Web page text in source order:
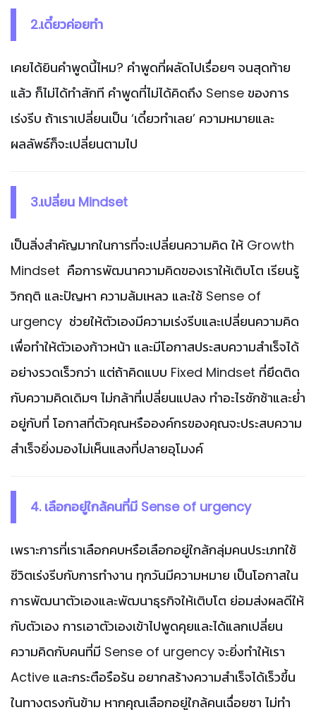
2.เดี๋ยวค่อยทำ
เคยได้ยินคำพูดนี้ไหม? คำพูดที่ผลัดไปเรื่อยๆ จนสุดท้าย
แล้ว ก็ไม่ได้ทำสักที คำพูดที่ไม่ได้คิดถึง Sense ของการ
เร่งรีบ ถ้าเราเปลี่ยนเป็น ‘เดี๋ยวทำเลย’ ความหมายและ
ผลลัพธ์ก็จะเปลี่ยนตามไป
3.เปลี่ยน Mindset
เป็นสิ่งสำคัญมากในการที่จะเปลี่ยนความคิด ให้ Growth
Mindset คือการพัฒนาความคิดของเราให้เติบโต เรียนรู้
วิกฤติ และปัญหา ความล้มเหลว และใช้ Sense of
urgency ช่วยให้ตัวเองมีความเร่งรีบและเปลี่ยนความคิด
เพื่อทำให้ตัวเองก้าวหน้า และมีโอกาสประสบความสำเร็จได้
อย่างรวดเร็วกว่า แต่ถ้าคิดแบบ Fixed Mindset ที่ยึดติด
กับความคิดเดิมๆ ไม่กล้าที่เปลี่ยนแปลง ทำอะไรชักช้าและย่ำ
อยู่กับที่ โอกาสที่ตัวคุณหรือองค์กรของคุณจะประสบความ
สำเร็จยิ่งมองไม่เห็นแสงที่ปลายอุโมงค์
4. เลือกอยู่ใกล้คนที่มี Sense of urgency
เพราะการที่เราเลือกคบหรือเลือกอยู่ใกล้กลุ่มคนประเภทใช้
ชีวิตเร่งรีบกับการทำงาน ทุกวันมีความหมาย เป็นโอกาสใน
การพัฒนาตัวเองและพัฒนาธุรกิจให้เติบโต ย่อมส่งผลดีให้
กับตัวเอง การเอาตัวเองเข้าไปพูดคุยและได้แลกเปลี่ยน
ความคิดกับคนที่มี Sense of urgency จะยิ่งทำให้เรา
Active และกระตือรือร้น อยากสร้างความสำเร็จได้เร็วขึ้น
ในทางตรงกันข้าม หากคุณเลือกอยู่ใกล้คนเฉื่อยชา ไม่ทำ